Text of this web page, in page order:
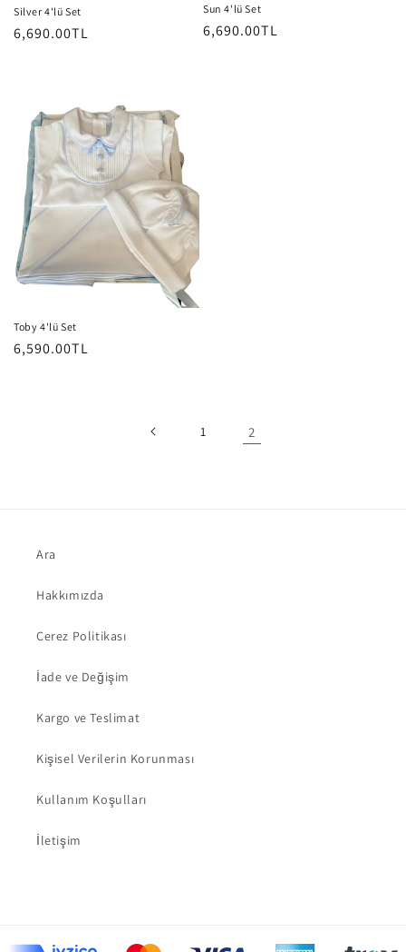
Silver 4'lü Set
Normal
6,690.00TL
Sun 4'lü Set
Normal
6,690.00TL
Toby 4'lü Set
Normal
6,590.00TL
1 2
Ara
Hakkımızda
Çerez Politikası
İade ve Değişim
Kargo ve Teslimat
Kişisel Verilerin Korunması
Kullanım Koşulları
İletişim